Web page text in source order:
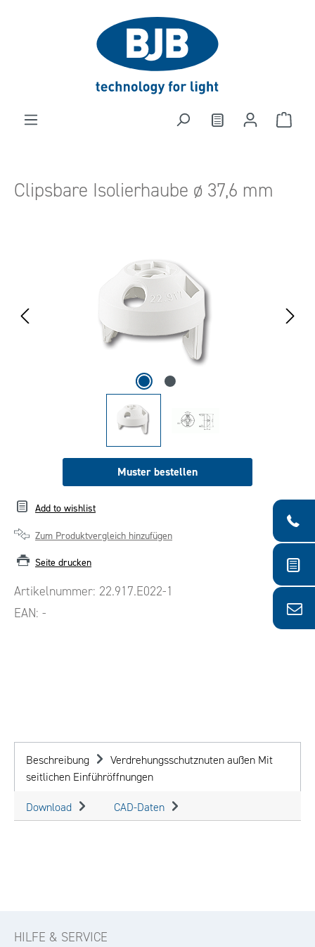
Clipsbare Isolierhaube ø 37,6 mm
Muster bestellen
Add to wishlist
Zum Produktvergleich hinzufügen
Seite drucken
Artikelnummer: 22.917.E022-1
EAN: -
Beschreibung
Verdrehungsschutznuten außen Mit
seitlichen Einführöffnungen
Download CAD-Daten
HILFE & SERVICE